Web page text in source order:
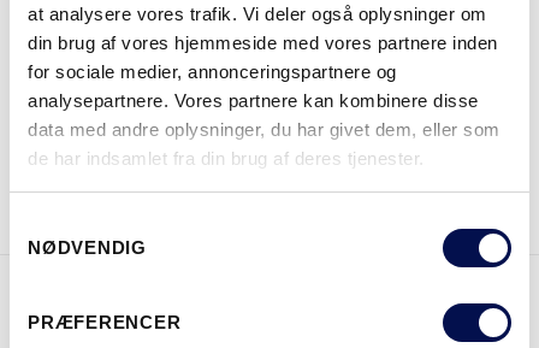
at analysere vores trafik. Vi deler også oplysninger om
din brug af vores hjemmeside med vores partnere inden
for sociale medier, annonceringspartnere og
analysepartnere. Vores partnere kan kombinere disse
data med andre oplysninger, du har givet dem, eller som
de har indsamlet fra din brug af deres tjenester.
NØDVENDIG
PRÆFERENCER
HVOR KAN DET KØBES
DOWNLOAD BROCHURE